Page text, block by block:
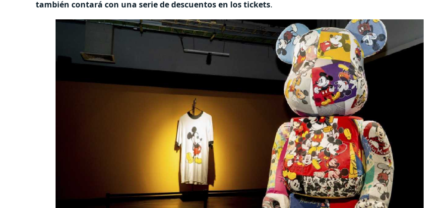
también contará con una serie de descuentos en los tickets.